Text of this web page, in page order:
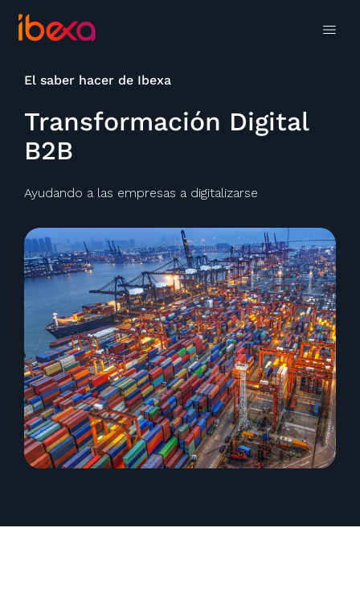
El saber hacer de Ibexa
Transformación Digital
B2B
Ayudando a las empresas a digitalizarse